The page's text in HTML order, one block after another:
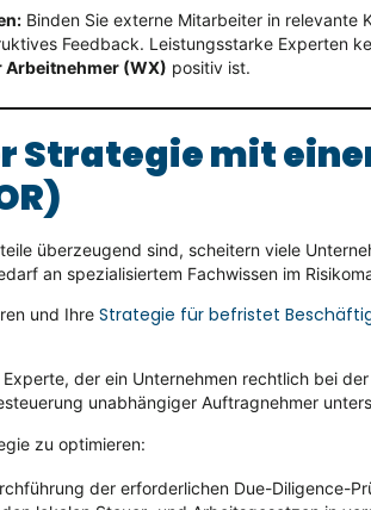
Binden Sie externe Mitarbeiter in relevante
Feedback. Leistungsstarke Experten
Arbeitnehmer (WX) positiv ist.
Strategie mit
überzeugend sind, scheitern viele
an spezialisiertem Fachwissen im
und Ihre Strategie für befristet
der ein Unternehmen rechtlich bei
unabhängiger Auftragnehmer
zu optimieren:
der erforderlichen Due-Diligence-